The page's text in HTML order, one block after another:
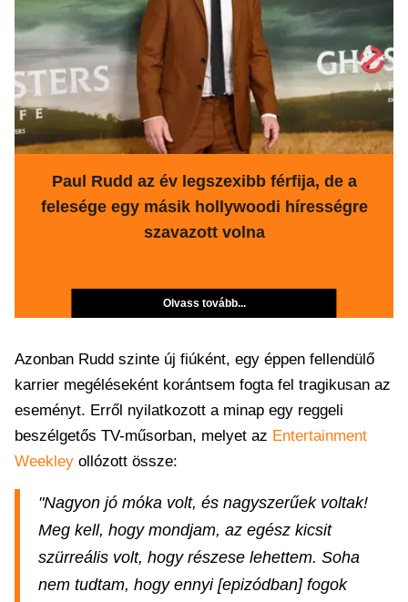
Paul Rudd az év legszexibb férfija, de a
felesége egy másik hollywoodi hírességre
szavazott volna
Olvass tovább...
Azonban Rudd szinte új fiúként, egy éppen fellendülő
karrier megéléseként korántsem fogta fel tragikusan az
eseményt. Erről nyilatkozott a minap egy reggeli
beszélgetős TV-műsorban, melyet az Entertainment
Weekley ollózott össze:
"Nagyon jó móka volt, és nagyszerűek voltak!
Meg kell, hogy mondjam, az egész kicsit
szürreális volt, hogy részese lehettem. Soha
nem tudtam, hogy ennyi [epizódban] fogok